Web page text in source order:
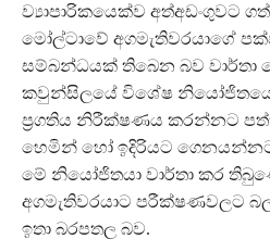
ව්‍යාපාරිකයෙක්ව අත්අඩංගුවට
මෝල්ටාවේ අගමැතිවරයාගේ
සම්බන්ධයක් තිබෙන බව වාර්තා
කවුන්සිලයේ විශේෂ
ප්‍රගතිය නිරීක්ෂණය කරන්නට
හෙමින් හෝ ඉදිරියට
මේ නියෝජිතයා වාර්තා කර
අගමැතිවරයාට පරීක්ෂණවලට
ඉතා බරපතල බව.